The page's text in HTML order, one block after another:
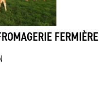
FERMIÈRE